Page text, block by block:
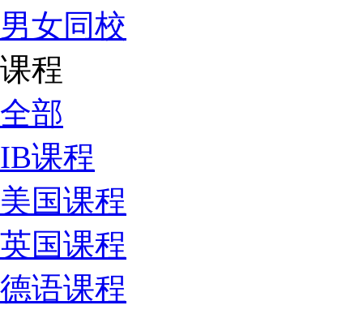
男女同校
课程
全部
IB课程
美国课程
英国课程
德语课程